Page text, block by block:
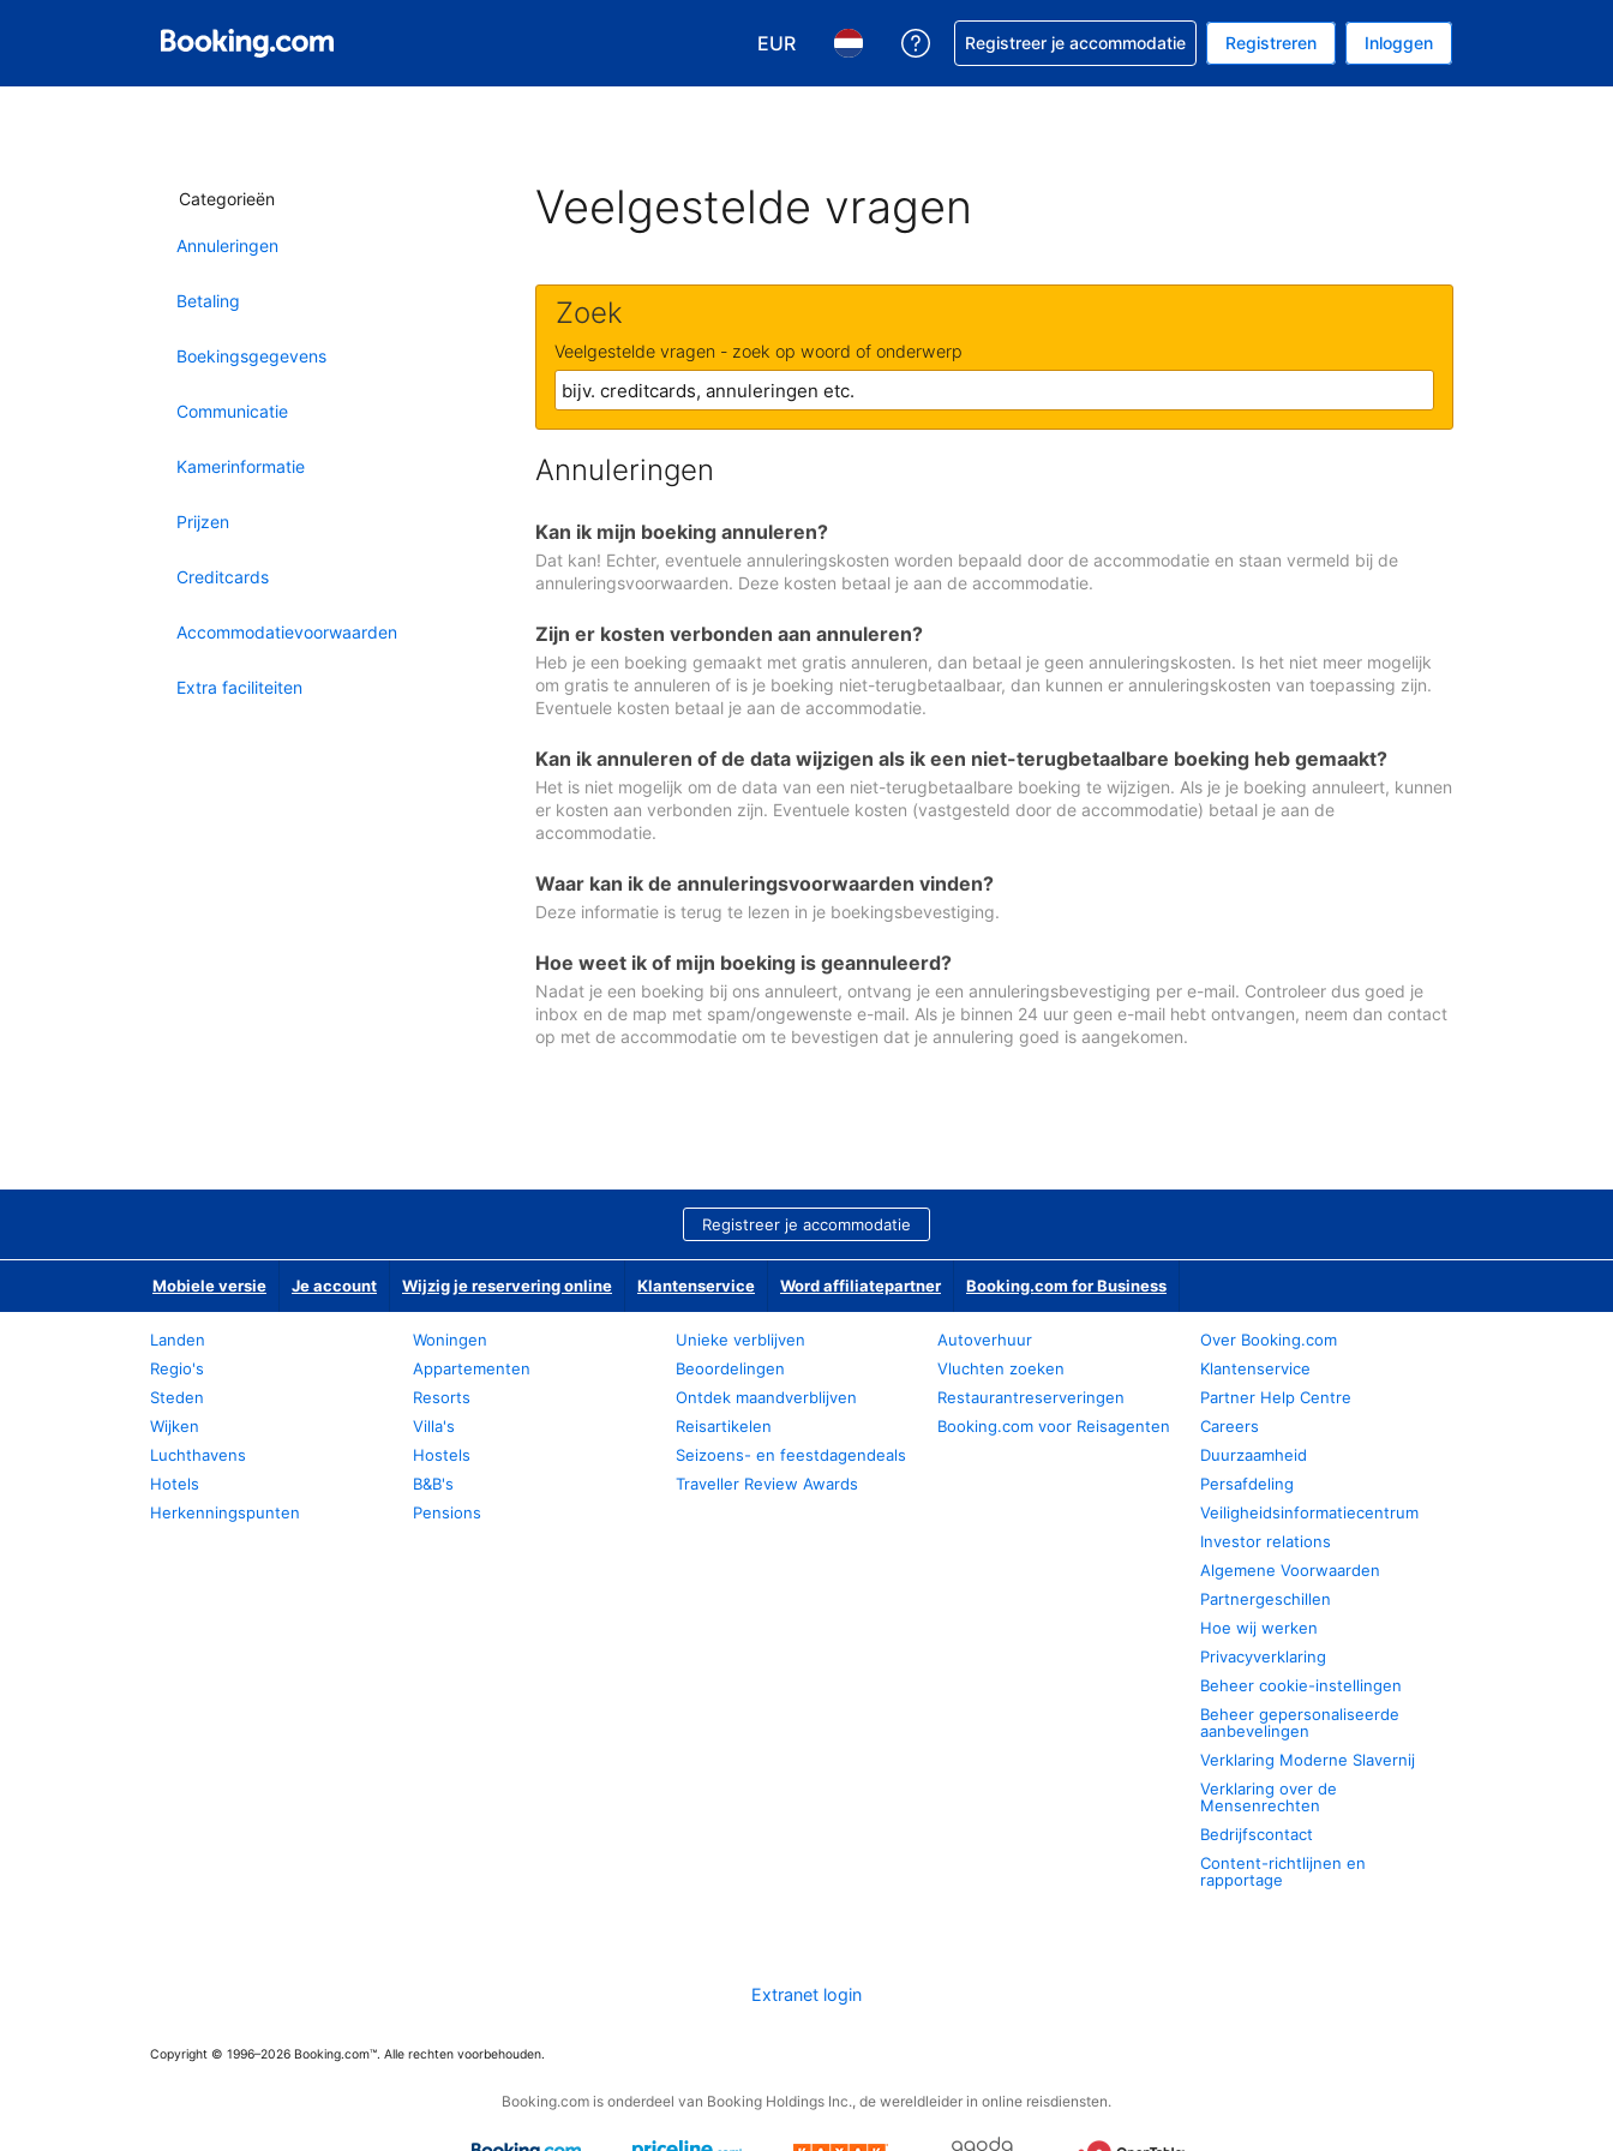
EUR
Kies je valuta. Je huidige valuta is EUR
Kies je taal. Je huidige taal is Nederlands
Krijg hulp bij je reservering
Registreer je accommodatie Registreren Inloggen
Categorieën
Annuleringen
Betaling
Boekingsgegevens
Communicatie
Kamerinformatie
Prijzen
Creditcards
Accommodatievoorwaarden
Extra faciliteiten
Veelgestelde vragen
Zoek
Veelgestelde vragen - zoek op woord of onderwerp
Annuleringen
Kan ik mijn boeking annuleren?
Dat kan! Echter, eventuele annuleringskosten worden bepaald door de accommodatie en staan vermeld bij de
annuleringsvoorwaarden. Deze kosten betaal je aan de accommodatie.
Zijn er kosten verbonden aan annuleren?
Heb je een boeking gemaakt met gratis annuleren, dan betaal je geen annuleringskosten. Is het niet meer mogelijk
om gratis te annuleren of is je boeking niet-terugbetaalbaar, dan kunnen er annuleringskosten van toepassing zijn.
Eventuele kosten betaal je aan de accommodatie.
Kan ik annuleren of de data wijzigen als ik een niet-terugbetaalbare boeking heb gemaakt?
Het is niet mogelijk om de data van een niet-terugbetaalbare boeking te wijzigen. Als je je boeking annuleert, kunnen
er kosten aan verbonden zijn. Eventuele kosten (vastgesteld door de accommodatie) betaal je aan de
accommodatie.
Waar kan ik de annuleringsvoorwaarden vinden?
Deze informatie is terug te lezen in je boekingsbevestiging.
Hoe weet ik of mijn boeking is geannuleerd?
Nadat je een boeking bij ons annuleert, ontvang je een annuleringsbevestiging per e-mail. Controleer dus goed je
inbox en de map met spam/ongewenste e-mail. Als je binnen 24 uur geen e-mail hebt ontvangen, neem dan contact
op met de accommodatie om te bevestigen dat je annulering goed is aangekomen.
Registreer je accommodatie
Mobiele versie Je account Wijzig je reservering online Klantenservice Word affiliatepartner Booking.com for Business
Landen
Regio's
Steden
Wijken
Luchthavens
Hotels
Herkenningspunten
Woningen
Appartementen
Resorts
Villa's
Hostels
B&B's
Pensions
Unieke verblijven
Beoordelingen
Ontdek maandverblijven
Reisartikelen
Seizoens- en feestdagendeals
Traveller Review Awards
Autoverhuur
Vluchten zoeken
Restaurantreserveringen
Booking.com voor Reisagenten
Over Booking.com
Klantenservice
Partner Help Centre
Careers
Duurzaamheid
Persafdeling
Veiligheidsinformatiecentrum
Investor relations
Algemene Voorwaarden
Partnergeschillen
Hoe wij werken
Privacyverklaring
Beheer cookie-instellingen
Beheer gepersonaliseerde
aanbevelingen
Verklaring Moderne Slavernij
Verklaring over de
Mensenrechten
Bedrijfscontact
Content-richtlijnen en
rapportage
Extranet login
Copyright © 1996–2026 Booking.com™. Alle rechten voorbehouden.
Booking.com is onderdeel van Booking Holdings Inc., de wereldleider in online reisdiensten.